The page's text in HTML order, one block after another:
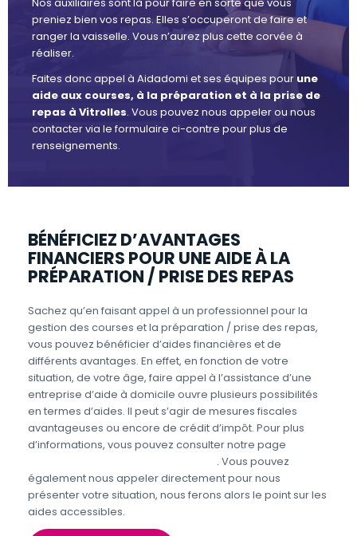
preniez bien vos repas. Elles s’occuperont de faire et
ranger la vaisselle. Vous n’aurez plus cette corvée à
réaliser.
Faites donc appel à Aidadomi et ses équipes pour une
aide aux courses, à la préparation et à la prise de
repas à Vitrolles. Vous pouvez nous appeler ou nous
contacter via le formulaire ci-contre pour plus de
renseignements.
BÉNÉFICIEZ D’AVANTAGES
FINANCIERS POUR UNE AIDE À LA
PRÉPARATION / PRISE DES REPAS
Sachez qu’en faisant appel à un professionnel pour la
gestion des courses et la préparation / prise des repas,
vous pouvez bénéficier d’aides financières et de
différents avantages. En effet, en fonction de votre
situation, de votre âge, faire appel à l’assistance d’une
entreprise d’aide à domicile ouvre plusieurs possibilités
en termes d’aides. Il peut s’agir de mesures fiscales
avantageuses ou encore de crédit d’impôt. Pour plus
d’informations, vous pouvez consulter notre page
. Vous pouvez
également nous appeler directement pour nous
présenter votre situation, nous ferons alors le point sur les
aides accessibles.